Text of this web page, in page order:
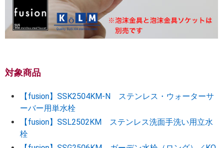
対象商品
【fusion】SSK2504KM-N ステンレス・ウォーターサ
ーバー用単水栓
【fusion】SSL2502KM ステンレス洗面手洗い用立水
栓